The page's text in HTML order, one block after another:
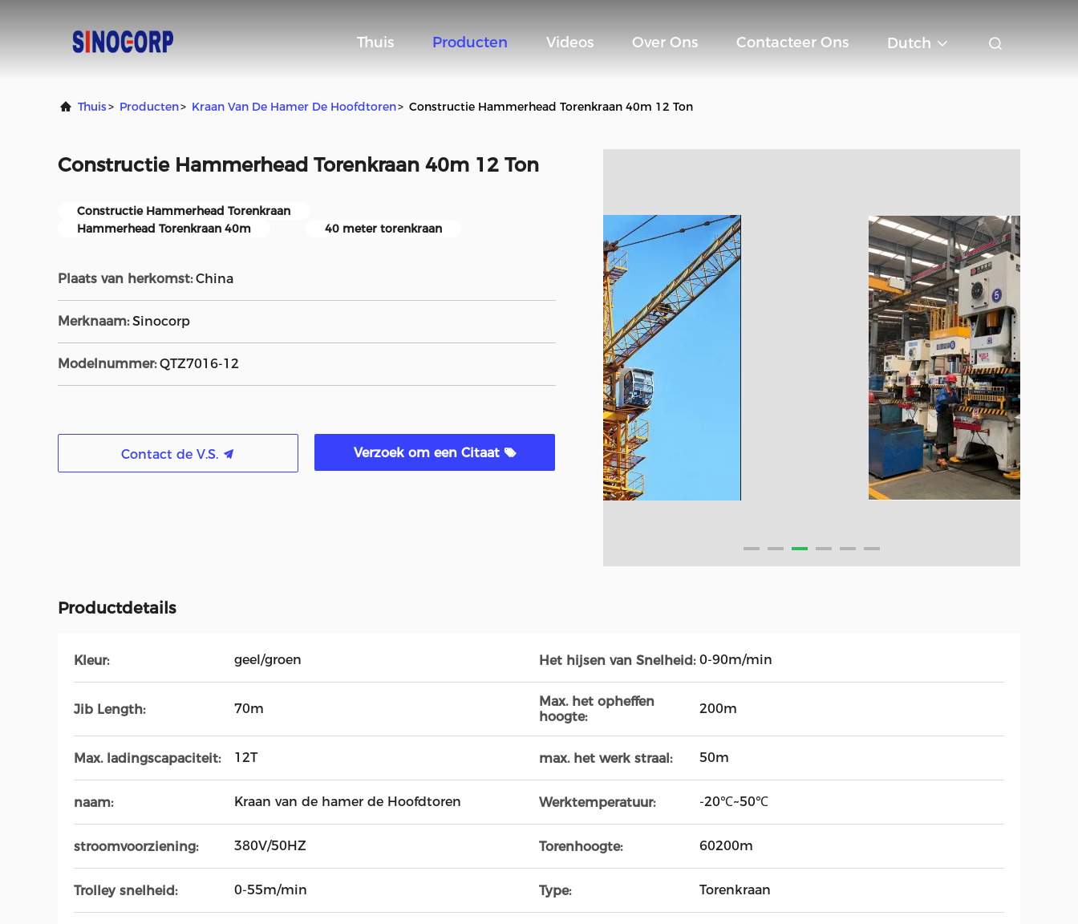
Thuis Producten Videos Over Ons Contacteer Ons Dutch
Thuis> Producten> Kraan Van De Hamer De Hoofdtoren> Constructie Hammerhead Torenkraan 40m 12 Ton
Constructie Hammerhead Torenkraan 40m 12 Ton
Constructie Hammerhead Torenkraan
Hammerhead Torenkraan 40m
40 meter torenkraan
Plaats van herkomst: China
Merknaam: Sinocorp
Modelnummer: QTZ7016-12
Contact de V.S. Verzoek om een Citaat
Productdetails
Kleur: geel/groen Het hijsen van Snelheid: 0-90m/min
Jib Length: 70m
Max. het opheffen
hoogte:
200m
Max. ladingscapaciteit: 12T max. het werk straal: 50m
naam: Kraan van de hamer de Hoofdtoren Werktemperatuur: -20℃~50℃
stroomvoorziening: 380V/50HZ Torenhoogte: 60200m
Trolley snelheid: 0-55m/min Type: Torenkraan